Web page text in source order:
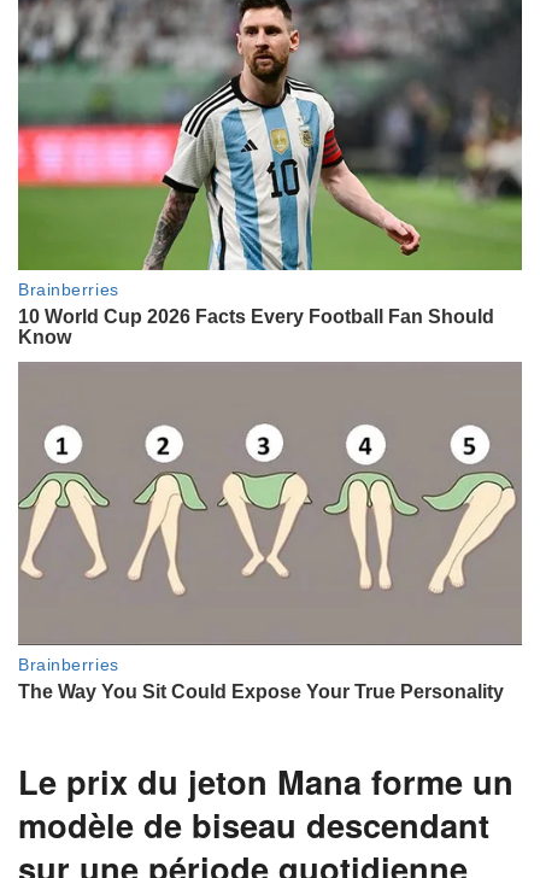
Le prix du jeton Mana forme un
modèle de biseau descendant
sur une période quotidienne